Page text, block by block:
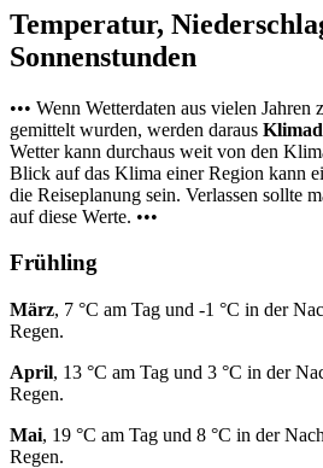
Temperatur,
Sonnenstunden
••• Wenn Wetterdaten aus vielen Jahren
gemittelt wurden, werden daraus
Wetter kann durchaus weit von den
Blick auf das Klima einer Region kann
die Reiseplanung sein. Verlassen sollte
auf diese Werte. •••
Frühling
März, 7 °C am Tag und -1 °C in der
Regen.
April, 13 °C am Tag und 3 °C in der
Regen.
Mai, 19 °C am Tag und 8 °C in der
Regen.